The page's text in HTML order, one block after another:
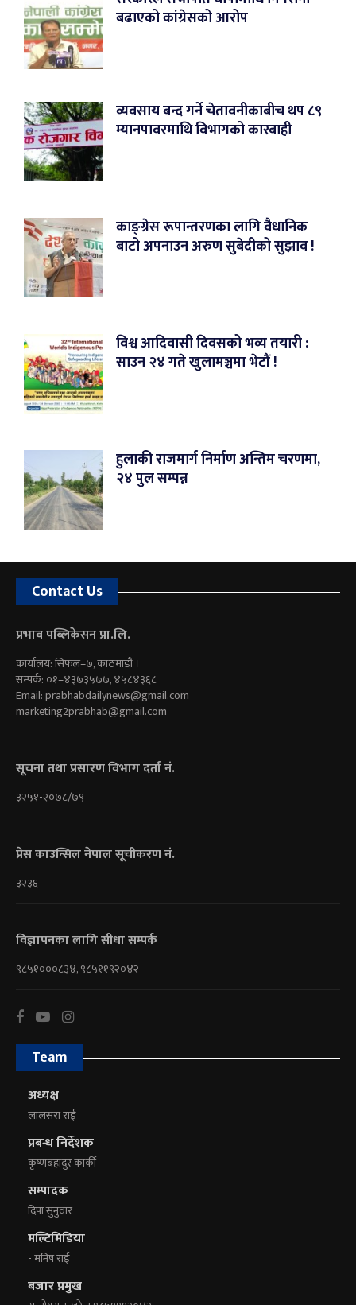
बढाएको कांग्रेसको आरोप
व्यवसाय बन्द गर्ने चेतावनीकाबीच थप ८९
म्यानपावरमाथि विभागको कारबाही
काङ्ग्रेस रूपान्तरणका लागि वैधानिक
बाटो अपनाउन अरुण सुबेदीको सुझाव !
विश्व आदिवासी दिवसको भव्य तयारी :
साउन २४ गते खुलामञ्चमा भेटौं !
हुलाकी राजमार्ग निर्माण अन्तिम चरणमा,
२४ पुल सम्पन्न
Contact Us
प्रभाव पब्लिकेसन प्रा.लि.
कार्यालय: सिफल–७, काठमाडौं ।
सम्पर्क: ०१–४३७३५७७, ४५८४३६८
Email:prabhabdailynews@gmail.com
marketing2prabhab@gmail.com
सूचना तथा प्रसारण विभाग दर्ता नं.
३२५१-२०७८/७९
प्रेस काउन्सिल नेपाल सूचीकरण नं.
३२३६
विज्ञापनका लागि सीधा सम्पर्क
९८५१०००८३४, ९८५११९२०४२
Team
अध्यक्ष
लालसरा राई
प्रबन्ध निर्देशक
कृष्णबहादुर कार्की
सम्पादक
दिपा सुनुवार
मल्टिमिडिया
- मनिष राई
बजार प्रमुख